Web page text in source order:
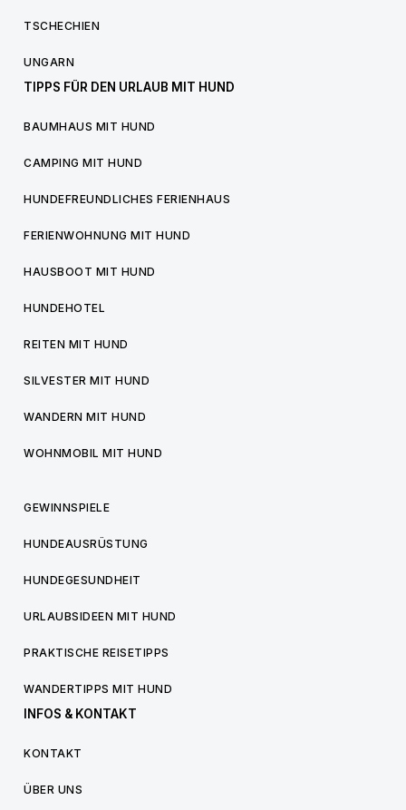
TSCHECHIEN
UNGARN
TIPPS FÜR DEN URLAUB MIT HUND
BAUMHAUS MIT HUND
CAMPING MIT HUND
HUNDEFREUNDLICHES FERIENHAUS
FERIENWOHNUNG MIT HUND
HAUSBOOT MIT HUND
HUNDEHOTEL
REITEN MIT HUND
SILVESTER MIT HUND
WANDERN MIT HUND
WOHNMOBIL MIT HUND
GEWINNSPIELE
HUNDEAUSRÜSTUNG
HUNDEGESUNDHEIT
URLAUBSIDEEN MIT HUND
PRAKTISCHE REISETIPPS
WANDERTIPPS MIT HUND
INFOS & KONTAKT
KONTAKT
ÜBER UNS